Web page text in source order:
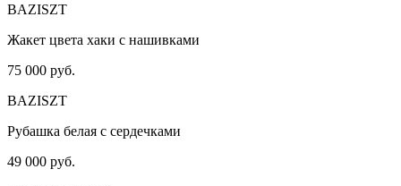
BAZISZT
Жакет цвета хаки с нашивками
75 000 руб.
BAZISZT
Рубашка белая с сердечками
49 000 руб.